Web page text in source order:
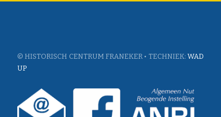
© HISTORISCH CENTRUM FRANEKER • TECHNIEK: WAD
UP